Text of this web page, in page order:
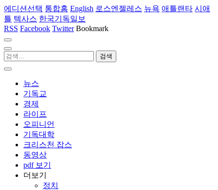
에디션선택 통합홈 English 로스엔젤레스 뉴욕 애틀랜타 시애
틀 텍사스 한국기독일보
RSS Facebook Twitter Bookmark
뉴스
기독교
경제
라이프
오피니언
기독대학
크리스천 잡스
동영상
pdf 보기
더보기
정치